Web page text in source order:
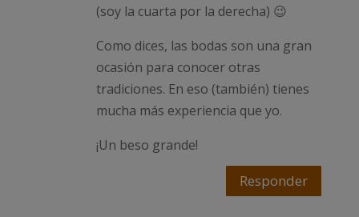
(soy la cuarta por la derecha) 😉
Como dices, las bodas son una gran
ocasión para conocer otras
tradiciones. En eso (también) tienes
mucha más experiencia que yo.
¡Un beso grande!
Responder